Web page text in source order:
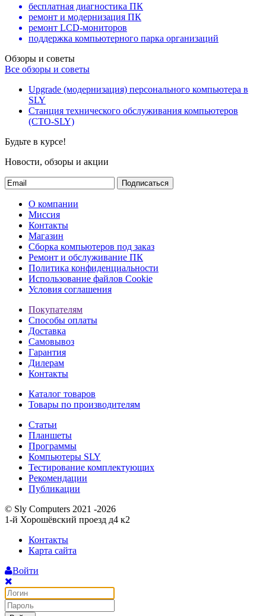
бесплатная диагностика ПК
ремонт и модернизация ПК
ремонт LCD-мониторов
поддержка компьютерного парка организаций
Обзоры и советы
Все обзоры и советы
Upgrade (модернизация) персонального компьютера в
SLY
Станция технического обслуживания компьютеров
(СТО-SLY)
Будьте в курсе!
Новости, обзоры и акции
Подписаться
О компании
Миссия
Контакты
Магазин
Сборка компьютеров под заказ
Ремонт и обслуживание ПК
Политика конфиденциальности
Использование файлов Cookie
Условия соглашения
Покупателям
Способы оплаты
Доставка
Самовывоз
Гарантия
Дилерам
Контакты
Каталог товаров
Товары по производителям
Статьи
Планшеты
Программы
Компьютеры SLY
Тестирование комплектующих
Рекомендации
Публикации
© Sly Computers 2021 -2026
1-й Хорошёвский проезд д4 к2
Контакты
Карта сайта
Войти